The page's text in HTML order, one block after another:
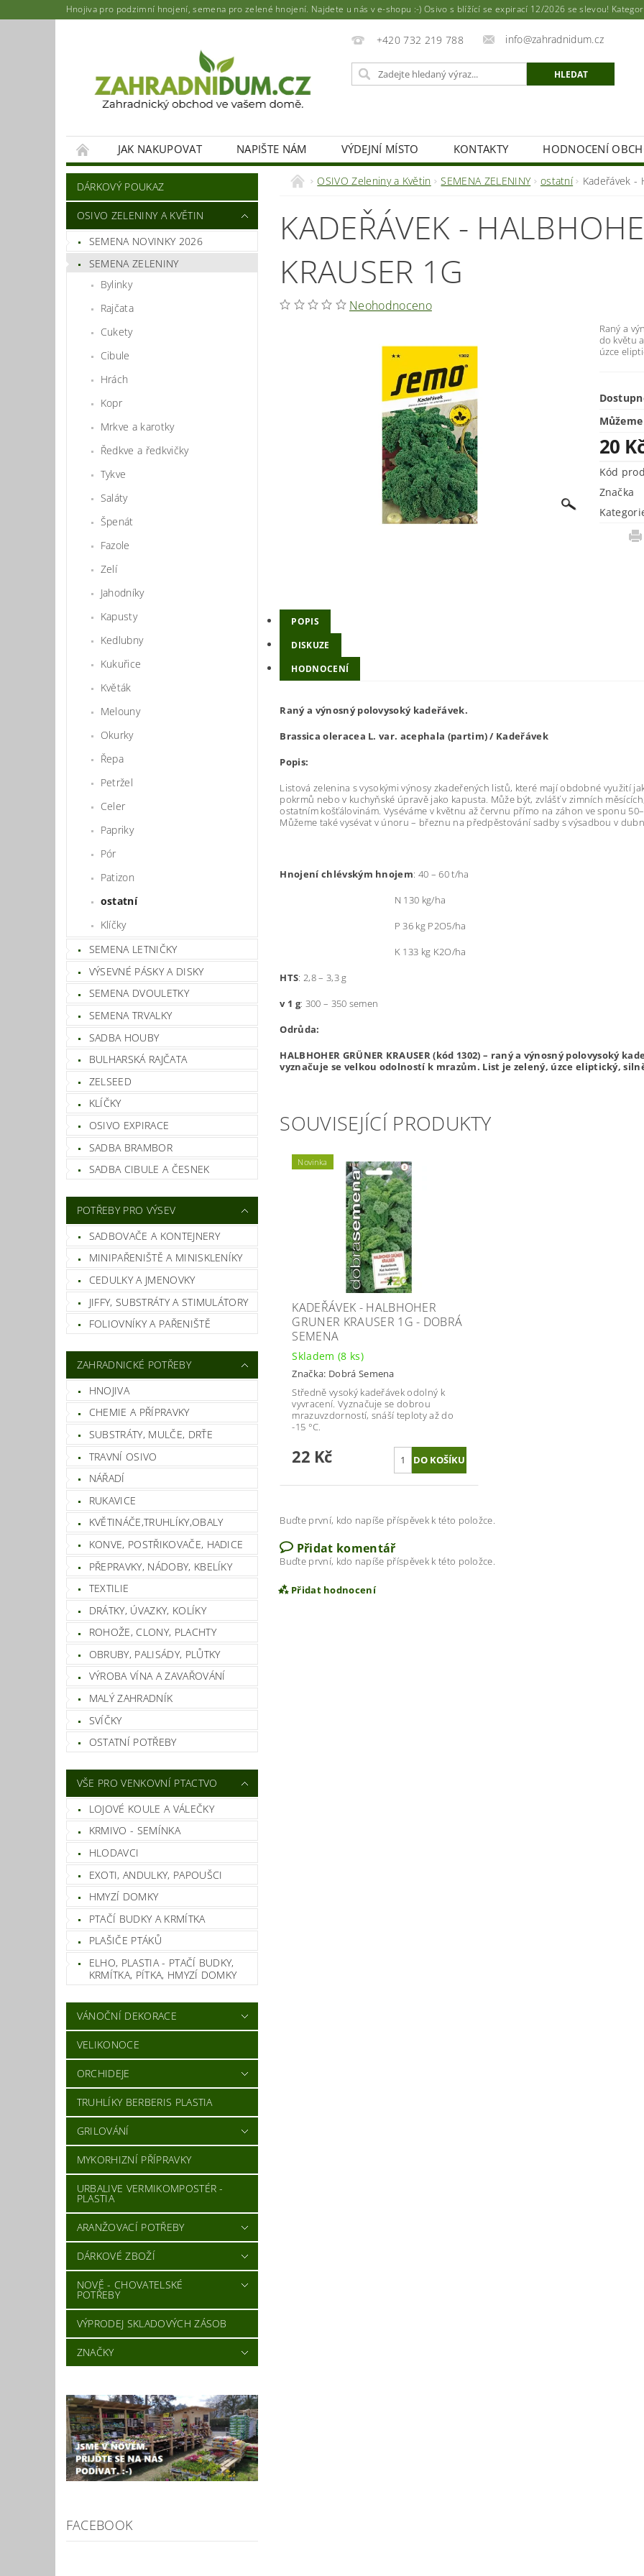
Hnojiva pro podzimní hnojení, semena pro zelené hnojení. Najdete u nás v e-shopu :-) Osivo s blížící se expirací 12/2026 se slevou! Kategorie
+420 732 219 788 info@zahradnidum.cz
JAK NAKUPOVAT NAPIŠTE NÁM VÝDEJNÍ MÍSTO KONTAKTY HODNOCENÍ
DÁRKOVÝ POUKAZ
OSIVO ZELENINY A KVĚTIN
SEMENA NOVINKY 2026
SEMENA ZELENINY
Bylinky
Rajčata
Cukety
Cibule
Hrách
Kopr
Mrkve a karotky
Ředkve a ředkvičky
Tykve
Saláty
Špenát
Fazole
Zelí
Jahodníky
Kapusty
Kedlubny
Kukuřice
Květák
Melouny
Okurky
Řepa
Petržel
Celer
Papriky
Pór
Patizon
ostatní
Klíčky
SEMENA LETNIČKY
VÝSEVNÉ PÁSKY A DISKY
SEMENA DVOULETKY
SEMENA TRVALKY
SADBA HOUBY
BULHARSKÁ RAJČATA
ZELSEED
KLÍČKY
OSIVO EXPIRACE
SADBA BRAMBOR
SADBA CIBULE A ČESNEK
POTŘEBY PRO VÝSEV
SADBOVAČE A KONTEJNERY
MINIPAŘENIŠTĚ A MINISKLENÍKY
CEDULKY A JMENOVKY
JIFFY, SUBSTRÁTY A STIMULÁTORY
FOLIOVNÍKY A PAŘENIŠTĚ
ZAHRADNICKÉ POTŘEBY
HNOJIVA
CHEMIE A PŘÍPRAVKY
SUBSTRÁTY, MULČE, DRŤE
TRAVNÍ OSIVO
NÁŘADÍ
RUKAVICE
KVĚTINÁČE,TRUHLÍKY,OBALY
KONVE, POSTŘIKOVAČE, HADICE
PŘEPRAVKY, NÁDOBY, KBELÍKY
TEXTILIE
DRÁTKY, ÚVAZKY, KOLÍKY
ROHOŽE, CLONY, PLACHTY
OBRUBY, PALISÁDY, PLŮTKY
VÝROBA VÍNA A ZAVAŘOVÁNÍ
MALÝ ZAHRADNÍK
SVÍČKY
OSTATNÍ POTŘEBY
VŠE PRO VENKOVNÍ PTACTVO
LOJOVÉ KOULE A VÁLEČKY
KRMIVO - SEMÍNKA
HLODAVCI
EXOTI, ANDULKY, PAPOUŠCI
HMYZÍ DOMKY
PTAČÍ BUDKY A KRMÍTKA
PLAŠIČE PTÁKŮ
ELHO, PLASTIA - PTAČÍ BUDKY,
KRMÍTKA, PÍTKA, HMYZÍ DOMKY
VÁNOČNÍ DEKORACE
VELIKONOCE
ORCHIDEJE
TRUHLÍKY BERBERIS PLASTIA
GRILOVÁNÍ
MYKORHIZNÍ PŘÍPRAVKY
URBALIVE VERMIKOMPOSTÉR -
PLASTIA
ARANŽOVACÍ POTŘEBY
DÁRKOVÉ ZBOŽÍ
NOVĚ - CHOVATELSKÉ
POTŘEBY
VÝPRODEJ SKLADOVÝCH ZÁSOB
ZNAČKY
FACEBOOK
OSIVO Zeleniny a Květin SEMENA ZELENINY ostatní Kadeřávek -
KADEŘÁVEK -
KRAUSER 1G
Neohodnoceno
Raný a
do květu
úzce
20
Kód
Značka
POPIS
DISKUZE
HODNOCENÍ
Raný a výnosný polovysoký kadeřávek.
Brassica oleracea L. var. acephala (partim) / Kadeřávek
Popis:
Listová zelenina s vysokými výnosy zkadeřených listů, které mají obdobné využití
pokrmů nebo v kuchyňské úpravě jako kapusta. Může být, zvlášť v zimních
ostatním košťálovinám. Vyséváme v květnu až červnu přímo na záhon ve sponu
Můžeme také vysévat v únoru – březnu na předpěstování sadby s výsadbou v
Hnojení chlévským hnojem: 40 – 60 t/ha
N 130 kg/ha
P 36 kg P2O5/ha
K 133 kg K2O/ha
HTS: 2,8 – 3,3 g
v 1 g: 300 – 350 semen
Odrůda:
HALBHOHER GRÜNER KRAUSER (kód 1302) – raný a výnosný polovysoký
vyznačuje se velkou odolností k mrazům. List je zelený, úzce eliptický,
SOUVISEJÍCÍ PRODUKTY
Novinka
KADEŘÁVEK - HALBHOHER
GRUNER KRAUSER 1G - DOBRÁ
SEMENA
Skladem (8 ks)
Značka: Dobrá Semena
Středně vysoký kadeřávek odolný k
vyvracení. Vyznačuje se dobrou
mrazuvzdorností, snáší teploty až do
-15 °C.
22 Kč
Buďte první, kdo napíše příspěvek k této položce.
Přidat komentář
Buďte první, kdo napíše příspěvek k této položce.
Přidat hodnocení